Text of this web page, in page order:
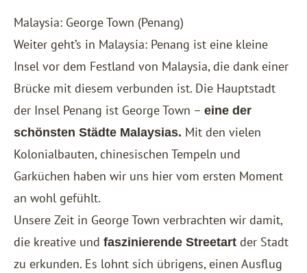
Malaysia: George Town (Penang)
Weiter geht’s in Malaysia: Penang ist eine kleine
Insel vor dem Festland von Malaysia, die dank einer
Brücke mit diesem verbunden ist. Die Hauptstadt
der Insel Penang ist George Town – eine der
schönsten Städte Malaysias. Mit den vielen
Kolonialbauten, chinesischen Tempeln und
Garküchen haben wir uns hier vom ersten Moment
an wohl gefühlt.
Unsere Zeit in George Town verbrachten wir damit,
die kreative und faszinierende Streetart der Stadt
zu erkunden. Es lohnt sich übrigens, einen Ausflug